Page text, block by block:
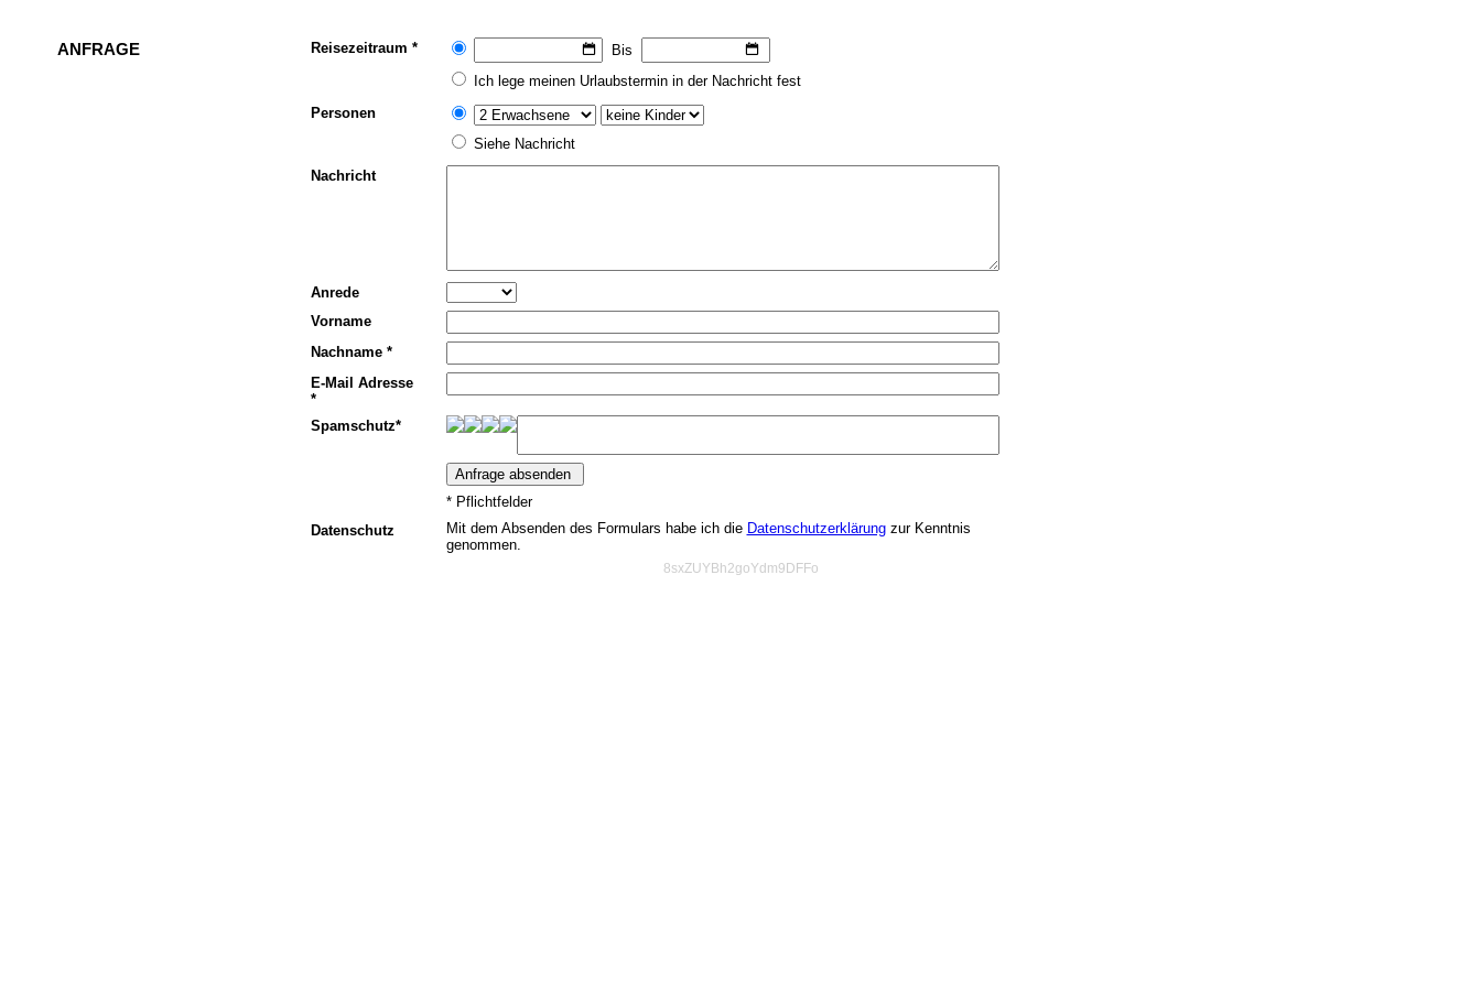
ANFRAGE Reisezeitraum *
Bis
Ich lege meinen Urlaubstermin in der Nachricht fest
Personen
Siehe Nachricht
Nachricht
Anrede
Vorname
Nachname *
E-Mail Adresse
*
Spamschutz*
* Pflichtfelder
Datenschutz
Mit dem Absenden des Formulars habe ich die Datenschutzerklärungzur Kenntnis
genommen.
8sxZUYBh2goYdm9DFFo